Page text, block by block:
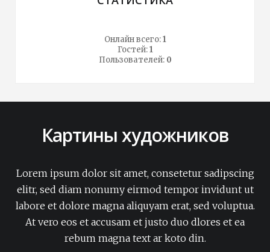
Онлайн всего:1
Гостей:1
Пользователей: 0
Картины художников
Lorem ipsum dolor sit amet, consetetur sadipscing
elitr, sed diam nonumy eirmod tempor invidunt ut
labore et dolore magna aliquyam erat, sed voluptua.
At vero eos et accusam et justo duo dlores et ea
rebum magna text ar koto din.